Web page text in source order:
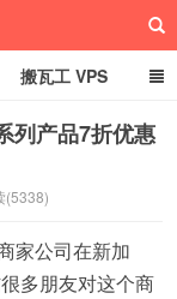
搬瓦工 VPS
列产品7折优惠
(5338)
家公司在新加
多朋友对这个商